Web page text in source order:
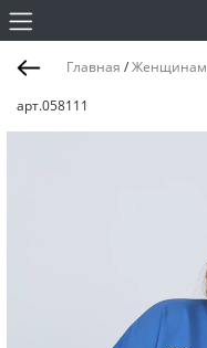
Главная /Женщинам
арт.058111